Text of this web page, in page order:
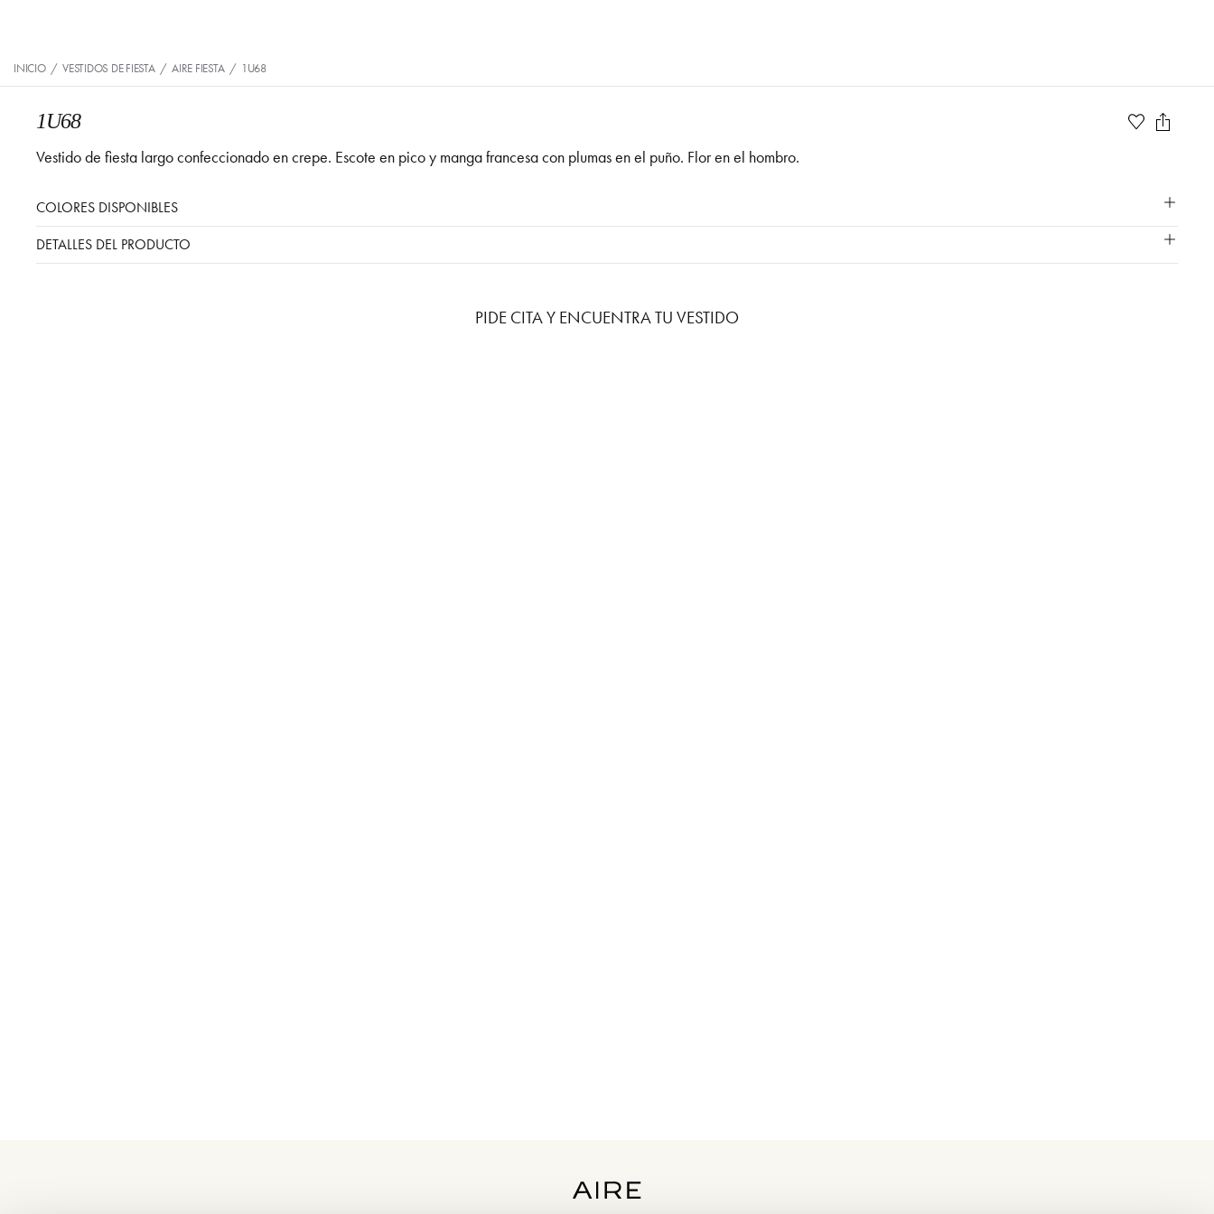
INICIO / VESTIDOS DE FIESTA / AIRE FIESTA / 1U68
1U68
Vestido de fiesta largo confeccionado en crepe. Escote en pico y manga francesa con plumas en el puño. Flor en el hombro.
COLORES DISPONIBLES
DETALLES DEL PRODUCTO
PIDE CITA Y ENCUENTRA TU VESTIDO